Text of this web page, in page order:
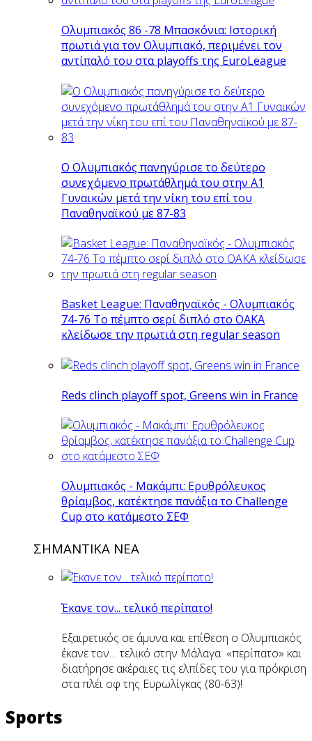
Ολυμπιακός 86 -78 Μπασκόνια: Ιστορική
πρωτιά για τον Ολυμπιακό, περιμένει τον
αντίπαλό του στα playoffs της EuroLeague
Ο Ολυμπιακός πανηγύρισε το δεύτερο
συνεχόμενο πρωτάθλημά του στην Α1
Γυναικών μετά την νίκη του επί του
Παναθηναϊκού με 87-83
Basket League: Παναθηναϊκός - Ολυμπιακός
74-76 Το πέμπτο σερί διπλό στο ΟΑΚΑ
κλείδωσε την πρωτιά στη regular season
Reds clinch playoff spot, Greens win in France
Ολυμπιακός - Μακάμπι: Ερυθρόλευκος
θρίαμβος, κατέκτησε πανάξια το Challenge
Cup στο κατάμεστο ΣΕΦ
ΣΗΜΑΝΤΙΚΑ ΝΕΑ
Έκανε τον... τελικό περίπατο!
Εξαιρετικός σε άμυνα και επίθεση ο Ολυμπιακός
έκανε τον… τελικό στην Μάλαγα «περίπατο» και
διατήρησε ακέραιες τις ελπίδες του για πρόκριση
στα πλέι οφ της Ευρωλίγκας (80-63)!
Sports